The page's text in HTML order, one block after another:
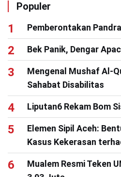
Populer
Pemberontakan
Bek Panik, Dengar
Mengenal Mushaf Al-
Sahabat Disabilitas
Liputan6 Rekam Bom
Elemen Sipil Aceh:
Kasus Kekerasan
Mualem Resmi Teken